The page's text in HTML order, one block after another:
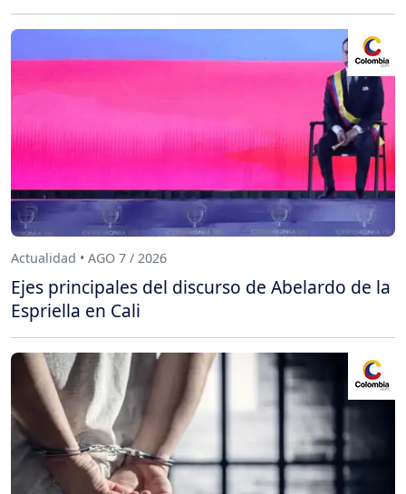
Actualidad • AGO 7 / 2026
Ejes principales del discurso de Abelardo de la
Espriella en Cali